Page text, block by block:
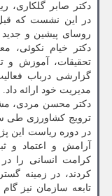
دکتر صابر گلکاری،
در این نشست که
روسای پیشین و
دکتر خیام نکوئی،
تحقیقات، آموزش و
مدیریت خود ارائه داد.
دکتر محسن مردی،
ترویج کشاورزی طی
در دوره ریاست این
آرامش و اعتماد و
کرامت انسانی را
کردند، در زمینه
تابعه سازمان نیز